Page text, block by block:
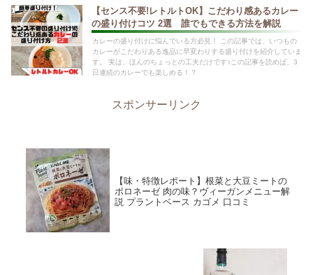
【センス不要!レトルトOK】こだわり感あるカレー
の盛り付けコツ 2選 誰でもできる方法を解説
カレーの盛り付けに悩んでいる方必見！ この記事では、いつもの
カレーがこだわりある逸品に早変わりする盛り付けを紹介していま
す。 実は、ほんのちょっとの工夫だけです♪この記事を読めば、3
日連続のカレーでも楽しめる！？
スポンサーリンク
【味・特徴レポート】根菜と大豆ミートの
ボロネーゼ 肉の味？ヴィーガンメニュー解
説 プラントベース カゴメ 口コミ